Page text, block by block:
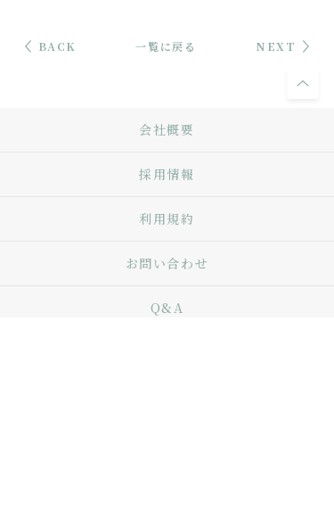
BACK 一覧に戻る NEXT
会社概要
採用情報
利用規約
お問い合わせ
Q&A